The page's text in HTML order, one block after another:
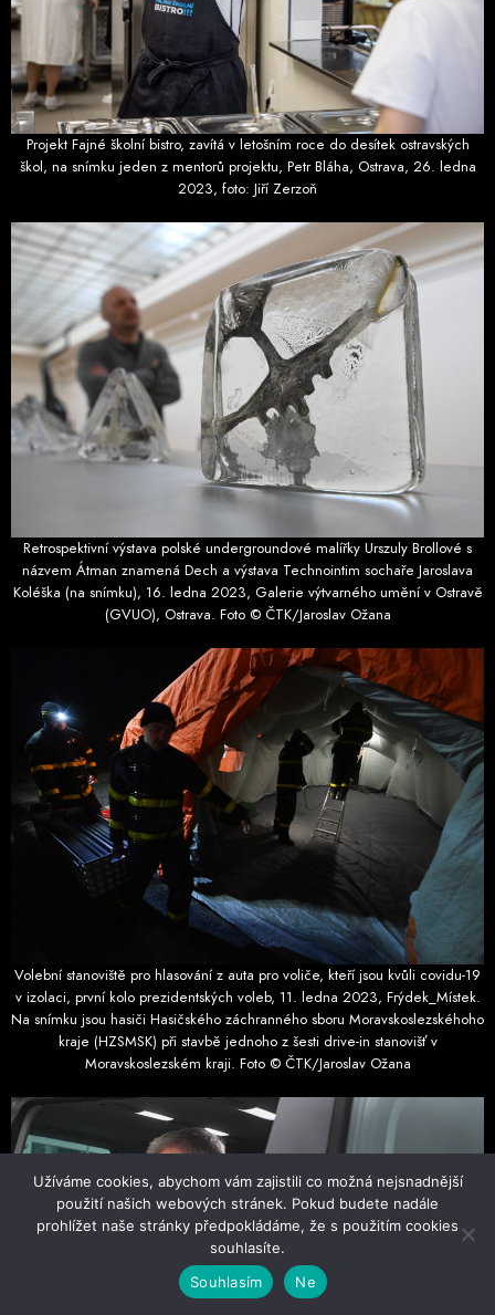
Projekt Fajné školní bistro, zavítá v letošním roce do desítek ostravských
škol, na snímku jeden z mentorů projektu, Petr Bláha, Ostrava, 26. ledna
2023, foto: Jiří Zerzoň
Retrospektivní výstava polské undergroundové malířky Urszuly Brollové s
názvem Átman znamená Dech a výstava Technointim sochaře Jaroslava
Koléška (na snímku), 16. ledna 2023, Galerie výtvarného umění v Ostravě
(GVUO), Ostrava. Foto © ČTK/Jaroslav Ožana
Volební stanoviště pro hlasování z auta pro voliče, kteří jsou kvůli covidu-19
v izolaci, první kolo prezidentských voleb, 11. ledna 2023, Frýdek_Místek.
Na snímku jsou hasiči Hasičského záchranného sboru Moravskoslezskéhoho
kraje (HZSMSK) při stavbě jednoho z šesti drive-in stanovišť v
Moravskoslezském kraji. Foto © ČTK/Jaroslav Ožana
Užíváme cookies, abychom vám zajistili co možná nejsnadnější
použití našich webových stránek. Pokud budete nadále
prohlížet naše stránky předpokládáme, že s použitím cookies
souhlasíte.
Souhlasím
Ne